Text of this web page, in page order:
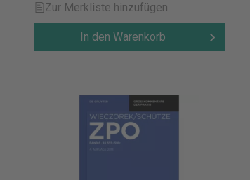
Zur Merkliste hinzufügen
In den Warenkorb